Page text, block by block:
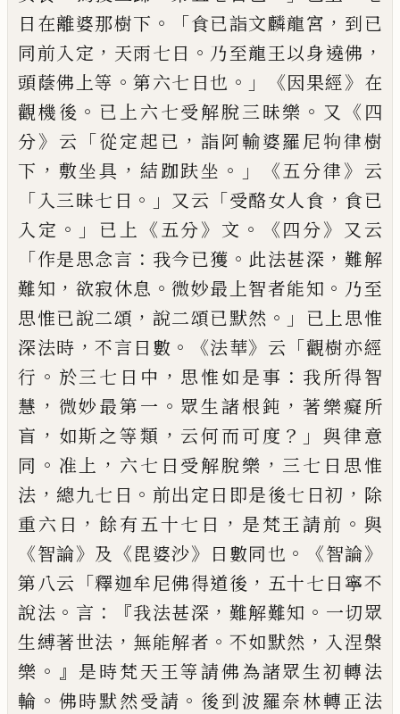
日在離婆那樹下 。「食已詣文麟龍宮 ， 到已
同前入定 ， 天雨七日 。 乃至龍王以身遶佛 ，
頭蔭佛上等 。第六七日也 。」《因果經》 在
觀機後 。 已上六七受解脫三昧樂 。 又 《 四
分》 云 「從定起已 ，詣阿輸婆羅尼𤘽律樹
下 ， 敷坐具 ， 結跏趺坐 。」《五分律》 云
「入三昧七日 。」 又云 「受酪女人食 ， 食已
入定 。」 已上 《五分》 文 。《四分》 又云
「作是思念言 ： 我今已獲 。 此法甚深 ，難解
難知 ， 欲寂休息 。 微妙最上智者能知 。 乃至
思惟已說二頌 ， 說二頌已默然 。」
已上思惟
深法時 ，不言日數 。 《法華》 云 「觀樹亦經
行 。 於三七日中 ， 思惟如是事 ： 我所得智
慧 ， 微妙最第一 。 眾生諸根鈍 ，著樂癡所
盲 ， 如斯之等類 ， 云何而可度 ？」 與律意
同 。 准上 ， 六七日受解脫樂 ， 三七日思惟
法 ， 總九七日 。 前出定日即是後七 日初 ， 除
重六日 ，餘有五十七日 ， 是梵王請前 。 與
《智論》 及 《毘婆沙》 日數同也 。《智論》
第八云 「釋迦牟尼佛得道後 ， 五十七日寧不
說法 。 言 ：『我法甚深 ， 難解難知 。 一切眾
生縛著世法 ， 無能解者 。 不如默然 ， 入涅槃
樂 。』 是時梵天王等請佛為諸眾生初轉法
輪 。 佛時默然受請 。 後到波羅奈林轉正法